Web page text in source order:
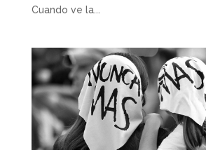
Cuando ve la...